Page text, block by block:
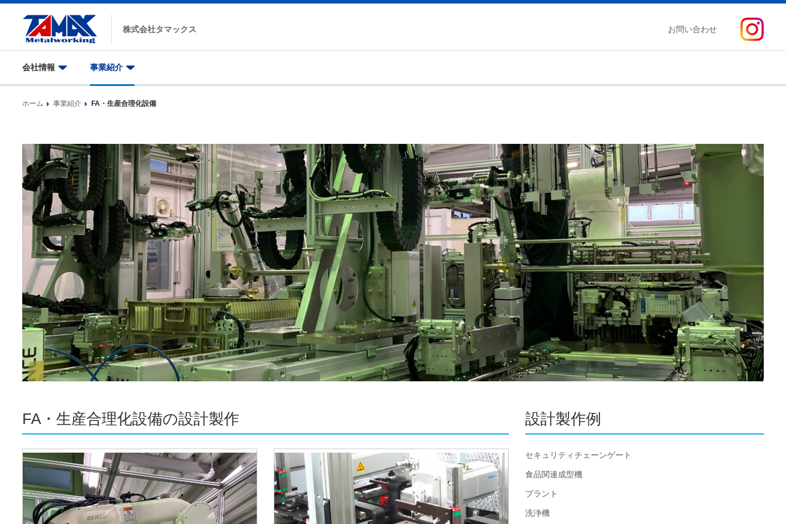
株式会社タマックス お問い合わせ
会社情報 事業紹介
ホーム 事業紹介 FA・生産合理化設備
FA・生産合理化設備の設計製作 設計製作例
セキュリティチェーンゲート
食品関連成型機
プラント
洗浄機